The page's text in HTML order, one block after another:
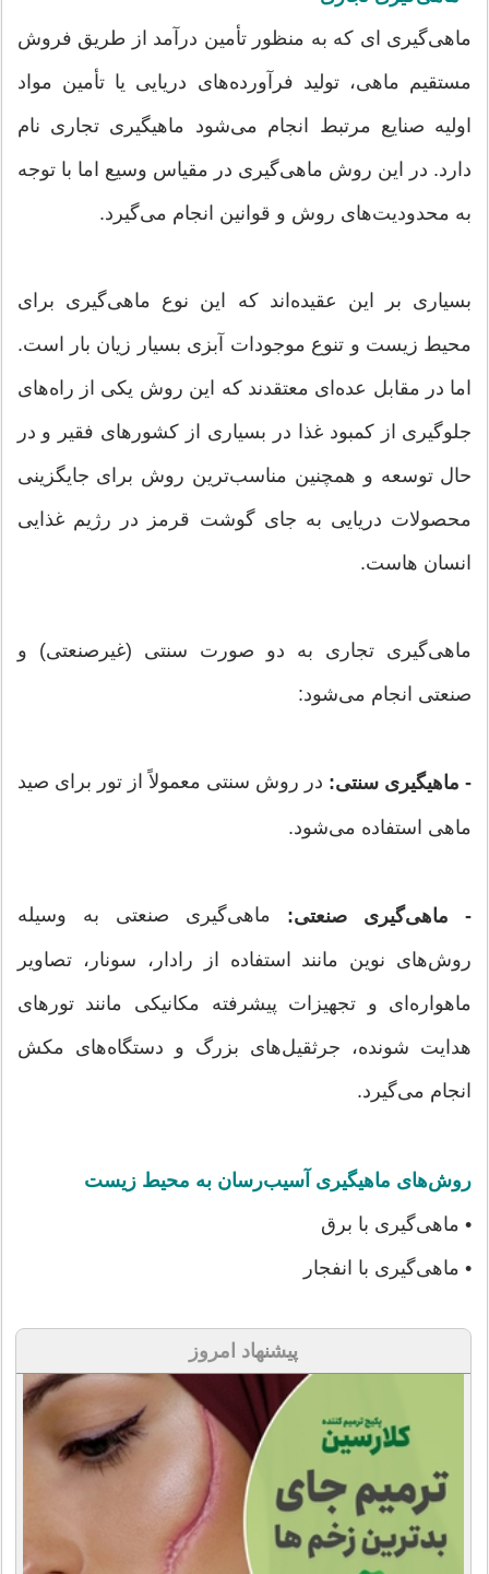
ماهی‌گیری ای که به منظور تأمین درآمد از طریق فروش
مستقیم ماهی، تولید فرآورده‌های دریایی یا تأمین مواد
اولیه صنایع مرتبط انجام می‌شود ماهیگیری تجاری نام
دارد. در این روش ماهی‌گیری در مقیاس وسیع اما با توجه
به محدودیت‌های روش و قوانین انجام می‌گیرد.
بسیاری بر این عقیده‌اند که این نوع ماهی‌گیری برای
محیط زیست و تنوع موجودات آبزی بسیار زیان بار است.
اما در مقابل عده‌ای معتقدند که این روش یکی از راه‌های
جلوگیری از کمبود غذا در بسیاری از کشورهای فقیر و در
حال توسعه و همچنین مناسب‌ترین روش برای جایگزینی
محصولات دریایی به جای گوشت قرمز در رژیم غذایی
انسان هاست.
ماهی‌گیری تجاری به دو صورت سنتی (غیرصنعتی) و
صنعتی انجام می‌شود:
- ماهیگیری سنتی: در روش سنتی معمولاً از تور برای صید
ماهی استفاده می‌شود.
- ماهی‌گیری صنعتی: ماهی‌گیری صنعتی به وسیله
روش‌های نوین مانند استفاده از رادار، سونار، تصاویر
ماهواره‌ای و تجهیزات پیشرفته مکانیکی مانند تورهای
هدایت شونده، جرثقیل‌های بزرگ و دستگاه‌های مکش
انجام می‌گیرد.
روش‌های ماهیگیری آسیب‌رسان به محیط زیست
• ماهی‌گیری با برق
• ماهی‌گیری با انفجار
پیشنهاد امروز